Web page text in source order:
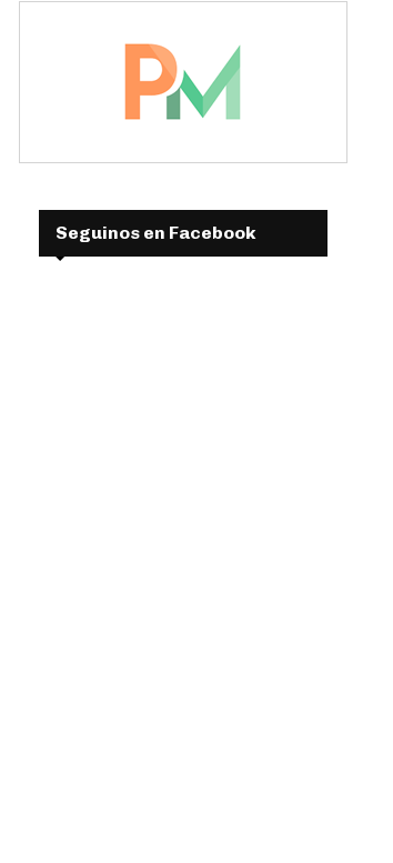
Seguinos en Facebook